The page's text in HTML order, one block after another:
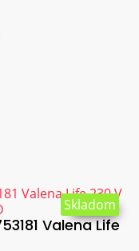
Valena Life
Skladom